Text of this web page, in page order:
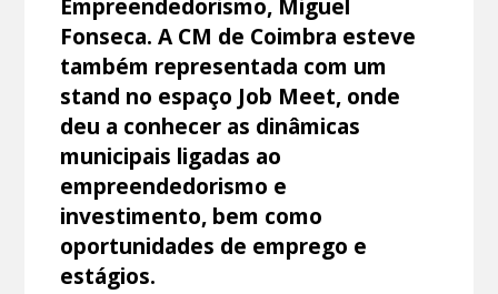
Fonseca. A CM de Coimbra esteve
também representada com um
stand no espaço Job Meet, onde
deu a conhecer as dinâmicas
municipais ligadas ao
empreendedorismo e
investimento, bem como
oportunidades de emprego e
estágios.